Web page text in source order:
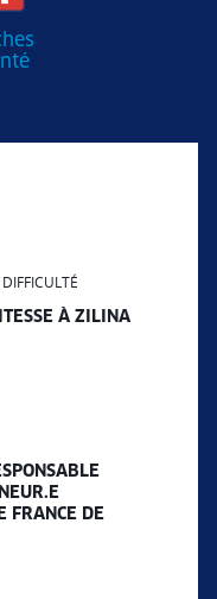
À ZILINA
FRANCE DE